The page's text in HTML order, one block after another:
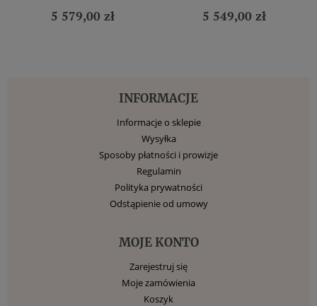
5 579,00 zł 5 549,00 zł
INFORMACJE
Informacje o sklepie
Wysyłka
Sposoby płatności i prowizje
Regulamin
Polityka prywatności
Odstąpienie od umowy
MOJE KONTO
Zarejestruj się
Moje zamówienia
Koszyk